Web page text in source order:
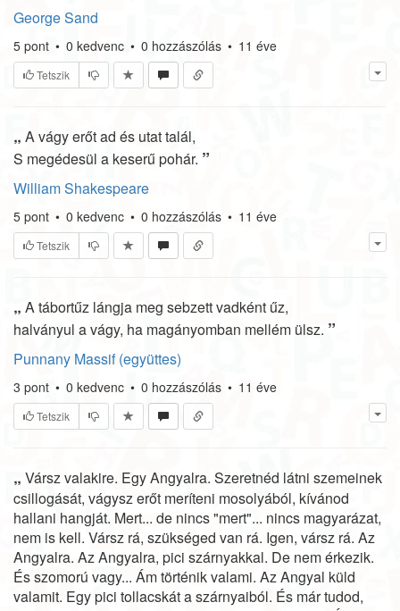
George Sand
5 pont • 0 kedvenc • 0 hozzászólás • 11 éve
Tetszik
„ A vágy erőt ad és utat talál,
S megédesül a keserű pohár. ”
William Shakespeare
5 pont • 0 kedvenc • 0 hozzászólás • 11 éve
Tetszik
„ A tábortűz lángja meg sebzett vadként űz,
halványul a vágy, ha magányomban mellém ülsz. ”
Punnany Massif (együttes)
3 pont • 0 kedvenc • 0 hozzászólás • 11 éve
Tetszik
„ Vársz valakire. Egy Angyalra. Szeretnéd látni szemeinek
csillogását, vágysz erőt meríteni mosolyából, kívánod
hallani hangját. Mert... de nincs "mert"... nincs magyarázat,
nem is kell. Vársz rá, szükséged van rá. Igen, vársz rá. Az
Angyalra. Az Angyalra, pici szárnyakkal. De nem érkezik.
És szomorú vagy... Ám történik valami. Az Angyal küld
valamit. Egy pici tollacskát a szárnyaiból. És már tudod,